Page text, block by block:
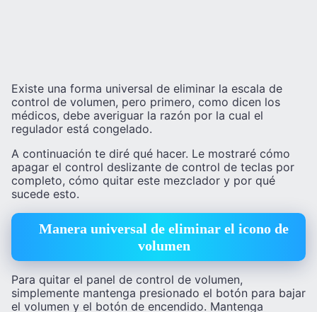
Existe una forma universal de eliminar la escala de
control de volumen, pero primero, como dicen los
médicos, debe averiguar la razón por la cual el
regulador está congelado.
A continuación te diré qué hacer. Le mostraré cómo
apagar el control deslizante de control de teclas por
completo, cómo quitar este mezclador y por qué
sucede esto.
Manera universal de eliminar el icono de
volumen
Para quitar el panel de control de volumen,
simplemente mantenga presionado el botón para bajar
el volumen y el botón de encendido. Mantenga